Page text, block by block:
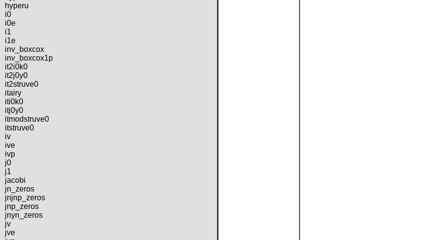
hyperu
i0
i0e
i1
i1e
inv_boxcox
inv_boxcox1p
it2i0k0
it2j0y0
it2struve0
itairy
iti0k0
itj0y0
itmodstruve0
itstruve0
iv
ive
ivp
j0
j1
jacobi
jn_zeros
jnjnp_zeros
jnp_zeros
jnyn_zeros
jv
jve